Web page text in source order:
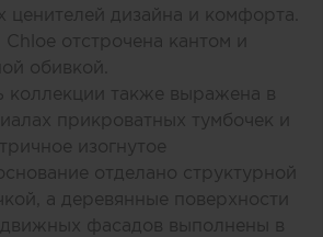
ценителей дизайна и комфорта.
отстрочена кантом и
обивкой.
коллекции также выражена в
прикроватных тумбочек и
изогнутое
отделано структурной
а деревянные поверхности
фасадов выполнены в